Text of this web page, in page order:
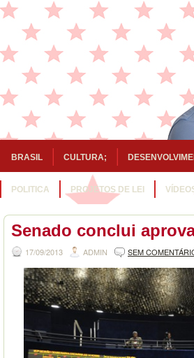
BRASIL CULTURA;
POLITICA PROJETOS DE LEI
Senado conclui
17/09/2013 ADMIN SEM